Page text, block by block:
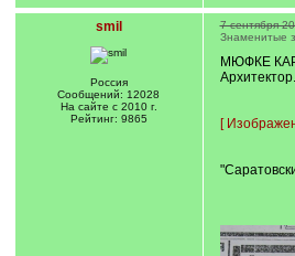
smil
Россия
Сообщений: 12028
На сайте с 2010 г.
Рейтинг: 9865
7 сентября
Знаменитые
МЮФКЕ
Архитектор.
[